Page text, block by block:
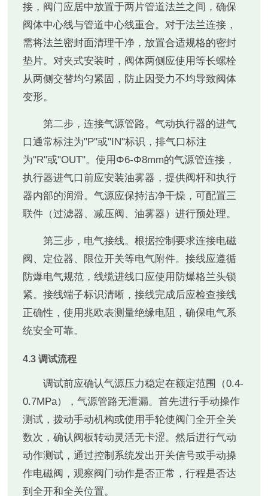
接，阀门应居中放置于两片管道法兰之间，确保
阀体中心线与管道中心线重合。对于法兰连接，
需将法兰密封面清理干净，放置合适规格的密封
垫片。对夹式安装时，阀体两侧应使用等长螺栓
从两侧交替均匀紧固，防止因受力不均导致阀体
变形。
第二步，连接气源管路。气动执行器的进气
口通常标注为"P"或"IN"标识，排气口标注
为"R"或"OUT"。使用Φ6-Φ8mm的气源管连接，
执行器进气口前应安装油雾器，提供阀杆和执行
器内部的润滑。气源应保持洁净干燥，可配置三
联件（过滤器、减压阀、油雾器）进行预处理。
第三步，电气接线。根据控制要求连接电磁
阀、定位器、限位开关等电气附件。接线应遵循
防爆电气规范，线缆进线口应使用防爆格兰头锁
紧。接线端子标识清晰，接线完成后应检查接线
正确性，使用兆欧表测量绝缘电阻，确保电气系
统安全可靠。
4.3 调试流程
调试前应确认气源压力稳定在额定范围（0.4-
0.7MPa），气源管路无泄漏。首先进行手动操作
测试，拨动手动机构或使用手轮使阀门全开全关
数次，确认阀板转动灵活无卡涩。然后进行气动
动作测试，通过控制系统发出开关信号或手动操
作电磁阀，观察阀门动作是否正常，行程是否达
到全开和全关位置。